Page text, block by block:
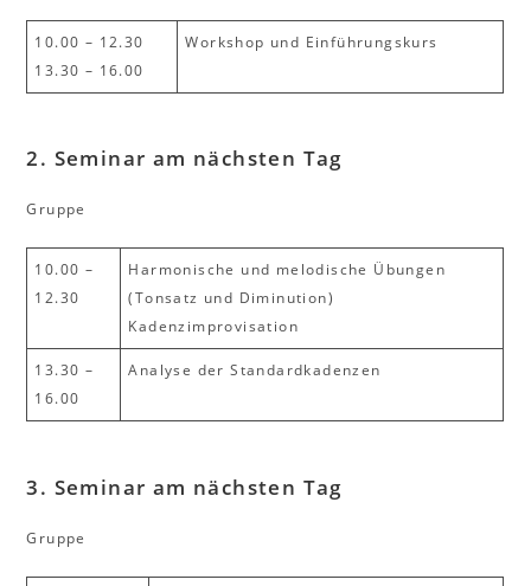
10.00 – 12.30
13.30 – 16.00
Workshop und Einführungskurs
2. Seminar am nächsten Tag
Gruppe
10.00 –
12.30
Harmonische und melodische Übungen
(Tonsatz und Diminution)
Kadenzimprovisation
13.30 –
16.00
Analyse der Standardkadenzen
3. Seminar am nächsten Tag
Gruppe